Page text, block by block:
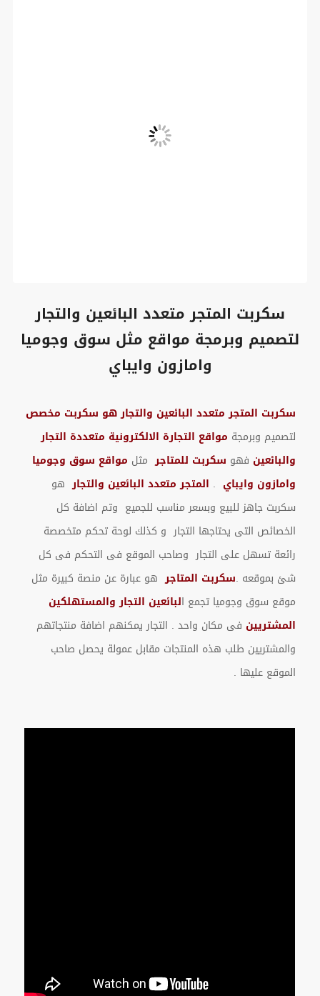
سكربت المتجر متعدد البائعين والتجار
لتصميم وبرمجة مواقع مثل سوق وجوميا
وامازون وايباي
سكربت المتجر متعدد البائعين والتجار هو سكربت مخصص
لتصميم وبرمجة مواقع التجارة الالكترونية متعددة التجار
والبائعين فهو سكربت للمتاجر مثل مواقع سوق وجوميا
وامازون وايباي . المتجر متعدد البائعين والتجار هو
سكربت جاهز للبيع وبسعر مناسب للجميع وتم اضافة كل
الخصائص التى يحتاجها التجار و كذلك لوحة تحكم متخصصة
رائعة تسهل على التجار وصاحب الموقع فى التحكم فى كل
شئ بموقعه .سكربت المتاجر هو عبارة عن منصة كبيرة مثل
موقع سوق وجوميا تجمع البائعين التجار والمستهلكين
المشتريين فى مكان واحد . التجار يمكنهم اضافة منتجاتهم
والمشتريين طلب هذه المنتجات مقابل عمولة يحصل صاحب
الموقع عليها .